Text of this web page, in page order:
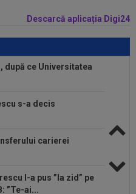
Descarcă aplicația Digi24
talentat"
s-a decis
carierei
l-a pus ”la zid” pe
după ce a fost